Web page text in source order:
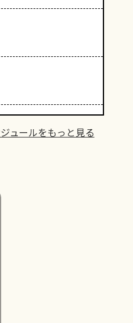
ュールをもっと見る